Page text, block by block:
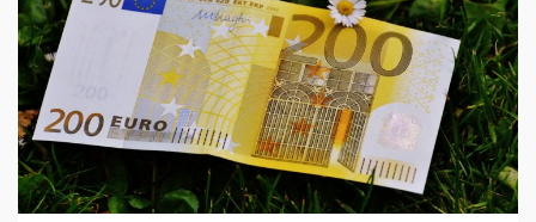
4 min read